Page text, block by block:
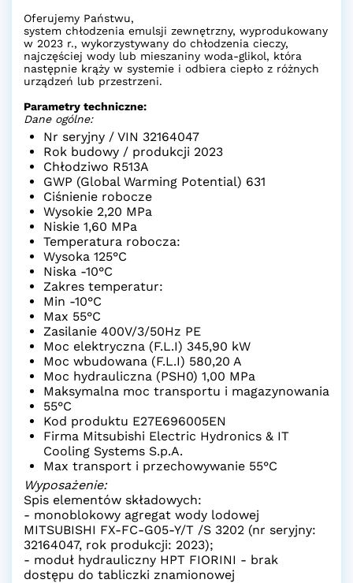
Oferujemy Państwu,
system chłodzenia emulsji zewnętrzny, wyprodukowany
w 2023 r., wykorzystywany do chłodzenia cieczy,
najczęściej wody lub mieszaniny woda-glikol, która
następnie krąży w systemie i odbiera ciepło z różnych
urządzeń lub przestrzeni.
Parametry techniczne:
Dane ogólne:
Nr seryjny / VIN 32164047
Rok budowy / produkcji 2023
Chłodziwo R513A
GWP (Global Warming Potential) 631
Ciśnienie robocze
Wysokie 2,20 MPa
Niskie 1,60 MPa
Temperatura robocza:
Wysoka 125°C
Niska -10°C
Zakres temperatur:
Min -10°C
Max 55°C
Zasilanie 400V/3/50Hz PE
Moc elektryczna (F.L.I) 345,90 kW
Moc wbudowana (F.L.I) 580,20 A
Moc hydrauliczna (PSH0) 1,00 MPa
Maksymalna moc transportu i magazynowania
55°C
Kod produktu E27E696005EN
Firma Mitsubishi Electric Hydronics & IT
Cooling Systems S.p.A.
Max transport i przechowywanie 55°C
Wyposażenie:
Spis elementów składowych:
- monoblokowy agregat wody lodowej
MITSUBISHI FX-FC-G05-Y/T /S 3202 (nr seryjny:
32164047, rok produkcji: 2023);
- moduł hydrauliczny HPT FIORINI - brak
dostępu do tabliczki znamionowej